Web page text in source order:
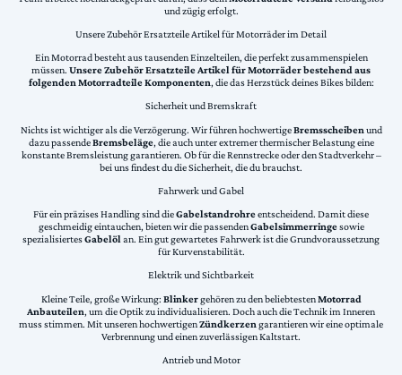
und zügig erfolgt.
Unsere Zubehör Ersatzteile Artikel für Motorräder im Detail
Ein Motorrad besteht aus tausenden Einzelteilen, die perfekt zusammenspielen
müssen. Unsere Zubehör Ersatzteile Artikel für Motorräder bestehend aus
folgenden Motorradteile Komponenten, die das Herzstück deines Bikes bilden:
Sicherheit und Bremskraft
Nichts ist wichtiger als die Verzögerung. Wir führen hochwertigeBremsscheiben und
dazu passendeBremsbeläge, die auch unter extremer thermischer Belastung eine
konstante Bremsleistung garantieren. Ob für die Rennstrecke oder den Stadtverkehr –
bei uns findest du die Sicherheit, die du brauchst.
Fahrwerk und Gabel
Für ein präzises Handling sind dieGabelstandrohreentscheidend. Damit diese
geschmeidig eintauchen, bieten wir die passendenGabelsimmerringesowie
spezialisiertesGabelölan. Ein gut gewartetes Fahrwerk ist die Grundvoraussetzung
für Kurvenstabilität.
Elektrik und Sichtbarkeit
Kleine Teile, große Wirkung: Blinkergehören zu den beliebtestenMotorrad
Anbauteilen, um die Optik zu individualisieren. Doch auch die Technik im Inneren
muss stimmen. Mit unseren hochwertigenZündkerzen garantieren wir eine optimale
Verbrennung und einen zuverlässigen Kaltstart.
Antrieb und Motor